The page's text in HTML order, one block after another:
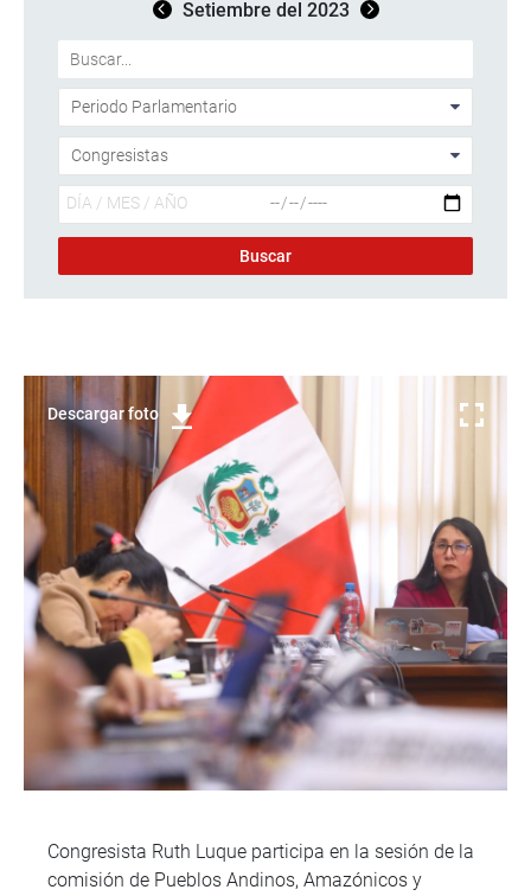
Setiembre del 2023
Descargar foto
Congresista Ruth Luque participa en la sesión de la
comisión de Pueblos Andinos, Amazónicos y